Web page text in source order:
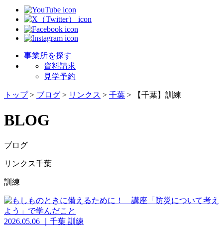
事業所を探す
資料請求
見学予約
トップ> ブログ > リンクス > 千葉 > 【千葉】訓練
BLOG
ブログ
リンクス千葉
訓練
2026.05.06 千葉 訓練